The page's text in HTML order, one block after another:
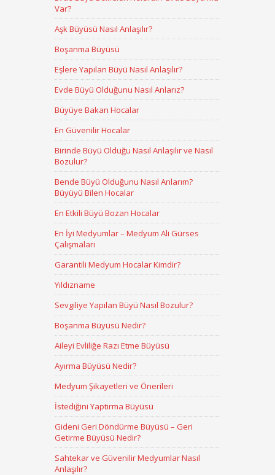
Var?
Aşk Büyüsü Nasıl Anlaşılır?
Boşanma Büyüsü
Eşlere Yapılan Büyü Nasıl Anlaşılır?
Evde Büyü Olduğunu Nasıl Anlarız?
Büyüye Bakan Hocalar
En Güvenilir Hocalar
Birinde Büyü Olduğu Nasıl Anlaşılır ve Nasıl
Bozulur?
Bende Büyü Olduğunu Nasıl Anlarım?
Büyüyü Bilen Hocalar
En Etkili Büyü Bozan Hocalar
En İyi Medyumlar – Medyum Ali Gürses
Çalışmaları
Garantili Medyum Hocalar Kimdir?
Yıldızname
Sevgiliye Yapılan Büyü Nasıl Bozulur?
Boşanma Büyüsü Nedir?
Aileyi Evliliğe Razı Etme Büyüsü
Ayırma Büyüsü Nedir?
Medyum Şikayetleri ve Önerileri
İstediğini Yaptırma Büyüsü
Gideni Geri Döndürme Büyüsü – Geri
Getirme Büyüsü Nedir?
Sahtekar ve Güvenilir Medyumlar Nasıl
Anlaşılır?